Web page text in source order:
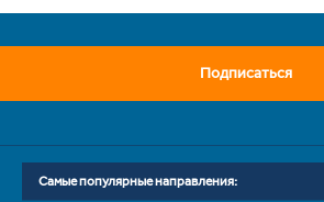
Подписаться
Самые популярные направления: